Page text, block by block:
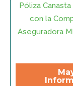
Póliza Canasta
con la
Aseguradora